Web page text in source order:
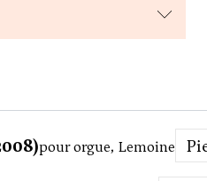
pour orgue, Lemoine